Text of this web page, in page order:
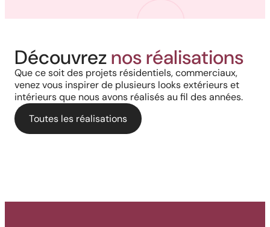
Découvreznos réalisations
Que ce soit des projets résidentiels, commerciaux,
venez vous inspirer de plusieurs looks extérieurs et
intérieurs que nous avons réalisés au fil des années.
Toutes les réalisations
Réalisation au Nouveau-
Brunswick : Charme côtier et
durabilité absolue avec nos
rampes et colonnes en PVC
Harmonie, prestige et précision :
quand chaque détail
architectural prend vie grâce à
nos solutions haut de gamme
Cour arrière d’une résidence :
L’alliance du style bois et de la
performance aluminium pour
une terrasse polyvalente